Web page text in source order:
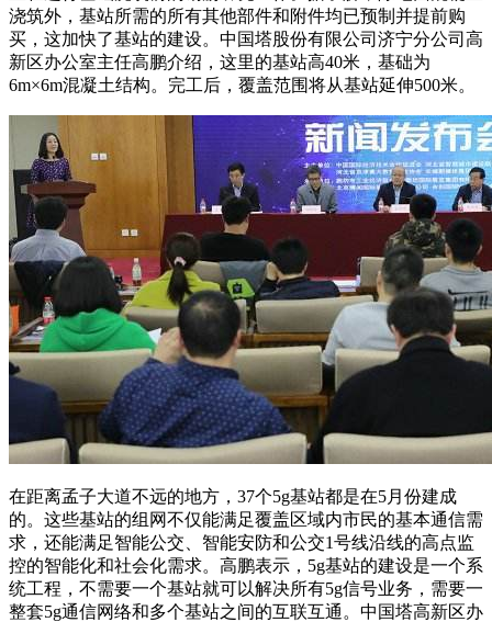
浇筑外，基站所需的所有其他部件和附件均已预制并提前购
买，这加快了基站的建设。中国塔股份有限公司济宁分公司高
新区办公室主任高鹏介绍，这里的基站高40米，基础为
6m×6m混凝土结构。完工后，覆盖范围将从基站延伸500米。
在距离孟子大道不远的地方，37个5g基站都是在5月份建成
的。这些基站的组网不仅能满足覆盖区域内市民的基本通信需
求，还能满足智能公交、智能安防和公交1号线沿线的高点监
控的智能化和社会化需求。高鹏表示，5g基站的建设是一个系
统工程，不需要一个基站就可以解决所有5g信号业务，需要一
整套5g通信网络和多个基站之间的互联互通。中国塔高新区办